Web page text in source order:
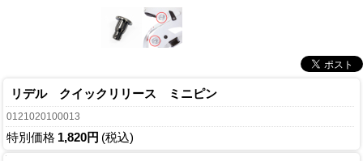
リデル クイックリリース ミニピン
0121020100013
特別価格 1,820円 (税込)